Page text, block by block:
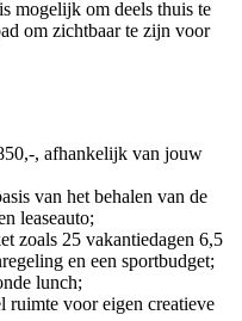
mogelijk om deels thuis te
om zichtbaar te zijn voor
, afhankelijk van jouw
van het behalen van de
leaseauto;
zoals 25 vakantiedagen 6,5
en een sportbudget;
lunch;
ruimte voor eigen creatieve